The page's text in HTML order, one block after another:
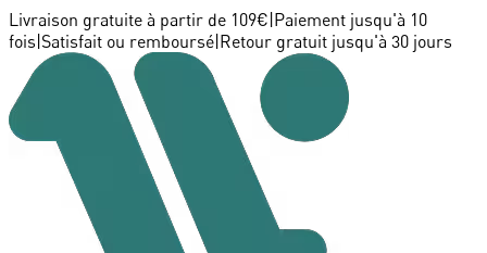
Livraison gratuite à partir de 109€ Paiement jusqu'à 10
fois Satisfait ou remboursé Retour gratuit jusqu'à 30 jours